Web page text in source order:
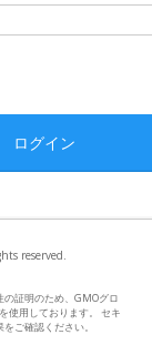
reserved.
証明のため、GMOグロ
使用しております。 セキ
ご確認ください。